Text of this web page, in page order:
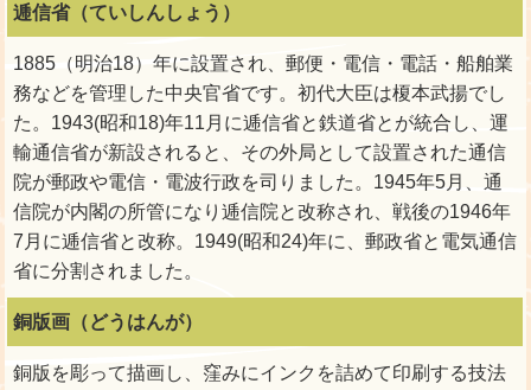
逓信省（ていしんしょう）
1885（明治18）年に設置され、郵便・電信・電話・船舶業
務などを管理した中央官省です。初代大臣は榎本武揚でし
た。1943(昭和18)年11月に逓信省と鉄道省とが統合し、運
輸通信省が新設されると、その外局として設置された通信
院が郵政や電信・電波行政を司りました。1945年5月、通
信院が内閣の所管になり逓信院と改称され、戦後の1946年
7月に逓信省と改称。1949(昭和24)年に、郵政省と電気通信
省に分割されました。
銅版画（どうはんが）
銅版を彫って描画し、窪みにインクを詰めて印刷する技法